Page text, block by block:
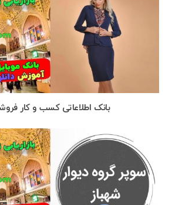
بانک اطلاعاتی کسب و کار